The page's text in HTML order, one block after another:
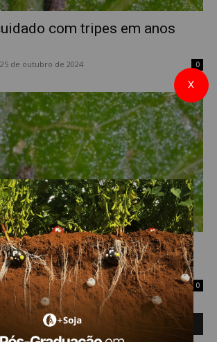
com tripes em anos
25 de outubro de 2024 0
inseticidas no controle de
26 de março de 2021 0
X